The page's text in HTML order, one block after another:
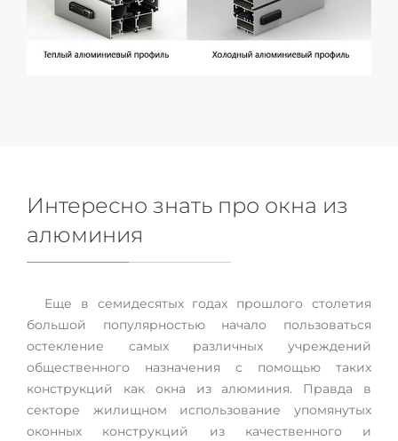
Интересно знать про окна из
алюминия
Еще в семидесятых годах прошлого столетия
большой популярностью начало пользоваться
остекление самых различных учреждений
общественного назначения с помощью таких
конструкций как окна из алюминия. Правда в
секторе жилищном использование упомянутых
оконных конструкций из качественного и